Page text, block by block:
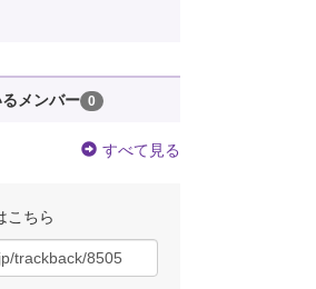
メンバー 0
すべて見る
こちら